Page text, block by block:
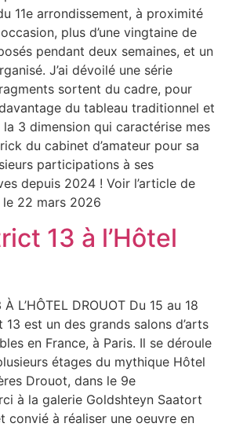
11e arrondissement, à proximité
plus d’une vingtaine de
pendant deux semaines, et un
J’ai dévoilé une série
sortent du cadre, pour
du tableau traditionnel et
3 dimension qui caractérise mes
du cabinet d’amateur pour sa
participations à ses
depuis 2024 ! Voir l’article de
22 mars 2026
13 à l’Hôtel
L’HÔTEL DROUOT Du 15 au 18
est un des grands salons d’arts
en France, à Paris. Il se déroule
étages du mythique Hôtel
Drouot, dans le 9e
à la galerie Goldshteyn Saatort
convié à réaliser une oeuvre en